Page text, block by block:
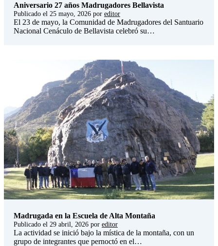
Aniversario 27 años Madrugadores Bellavista
Publicado el 25 mayo, 2026 por editor
El 23 de mayo, la Comunidad de Madrugadores del Santuario
Nacional Cenáculo de Bellavista celebró su…
Madrugada en la Escuela de Alta Montaña
Publicado el 29 abril, 2026 por editor
La actividad se inició bajo la mística de la montaña, con un
grupo de integrantes que pernoctó en el…